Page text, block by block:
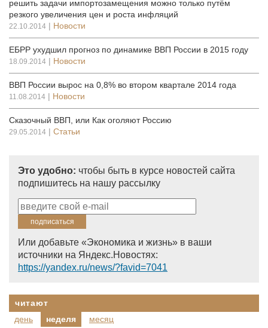
решить задачи импортозамещения можно только путём
резкого увеличения цен и роста инфляций
22.10.2014 | Новости
ЕБРР ухудшил прогноз по динамике ВВП России в 2015 году
18.09.2014 | Новости
ВВП России вырос на 0,8% во втором квартале 2014 года
11.08.2014 | Новости
Сказочный ВВП, или Как оголяют Россию
29.05.2014 | Статьи
Это удобно: чтобы быть в курсе новостей сайта
подпишитесь на нашу рассылку
Или добавьте «Экономика и жизнь» в ваши
источники на Яндекс.Новостях:
https://yandex.ru/news/?favid=7041
читают
день
неделя месяц